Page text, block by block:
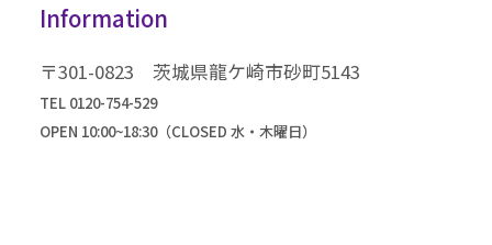
成人式までの流れ
Information
〒301-0823 茨城県龍ケ崎市砂町5143
TEL 0120-754-529
OPEN 10:00~18:30（CLOSED 水・木曜日）